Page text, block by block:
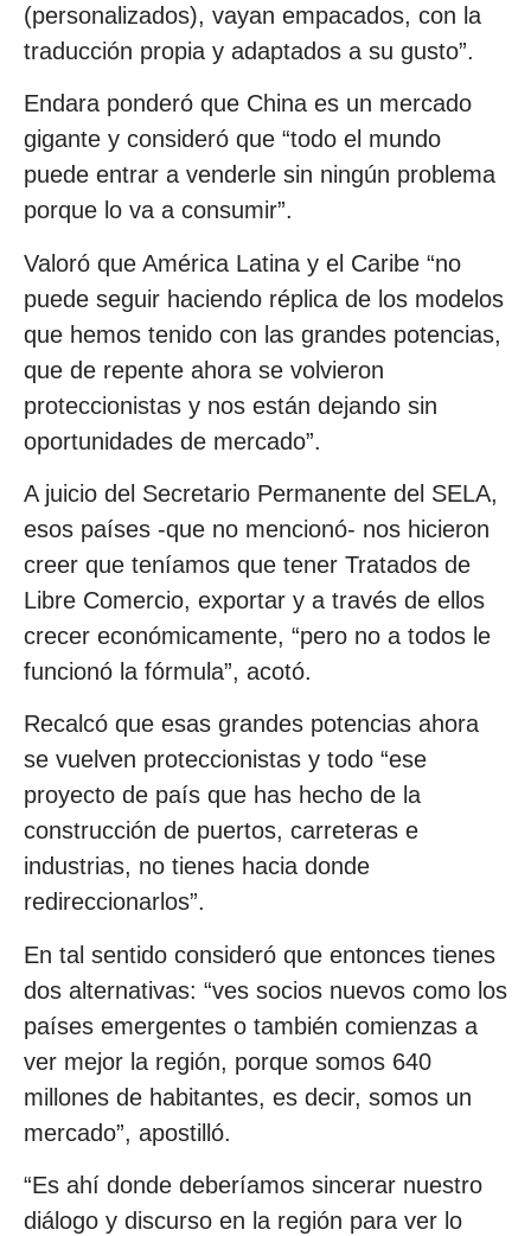
(personalizados), vayan empacados, con la
traducción propia y adaptados a su gusto”.
Endara ponderó que China es un mercado
gigante y consideró que “todo el mundo
puede entrar a venderle sin ningún problema
porque lo va a consumir”.
Valoró que América Latina y el Caribe “no
puede seguir haciendo réplica de los modelos
que hemos tenido con las grandes potencias,
que de repente ahora se volvieron
proteccionistas y nos están dejando sin
oportunidades de mercado”.
A juicio del Secretario Permanente del SELA,
esos países -que no mencionó- nos hicieron
creer que teníamos que tener Tratados de
Libre Comercio, exportar y a través de ellos
crecer económicamente, “pero no a todos le
funcionó la fórmula”, acotó.
Recalcó que esas grandes potencias ahora
se vuelven proteccionistas y todo “ese
proyecto de país que has hecho de la
construcción de puertos, carreteras e
industrias, no tienes hacia donde
redireccionarlos”.
En tal sentido consideró que entonces tienes
dos alternativas: “ves socios nuevos como los
países emergentes o también comienzas a
ver mejor la región, porque somos 640
millones de habitantes, es decir, somos un
mercado”, apostilló.
“Es ahí donde deberíamos sincerar nuestro
diálogo y discurso en la región para ver lo